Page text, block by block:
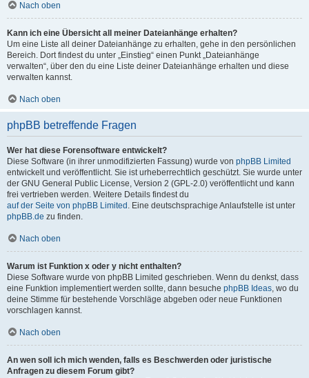
Nach oben
Kann ich eine Übersicht all meiner Dateianhänge erhalten?
Um eine Liste all deiner Dateianhänge zu erhalten, gehe in den persönlichen
Bereich. Dort findest du unter „Einstieg“ einen Punkt „Dateianhänge
verwalten“, über den du eine Liste deiner Dateianhänge erhalten und diese
verwalten kannst.
Nach oben
phpBB betreffende Fragen
Wer hat diese Forensoftware entwickelt?
Diese Software (in ihrer unmodifizierten Fassung) wurde von phpBB Limited
entwickelt und veröffentlicht. Sie ist urheberrechtlich geschützt. Sie wurde unter
der GNU General Public License, Version 2 (GPL-2.0) veröffentlicht und kann
frei vertrieben werden. Weitere Details findest du
auf der Seite von phpBB Limited . Eine deutschsprachige Anlaufstelle ist unter
phpBB.de zu finden.
Nach oben
Warum ist Funktion x oder y nicht enthalten?
Diese Software wurde von phpBB Limited geschrieben. Wenn du denkst, dass
eine Funktion implementiert werden sollte, dann besuche phpBB Ideas, wo du
deine Stimme für bestehende Vorschläge abgeben oder neue Funktionen
vorschlagen kannst.
Nach oben
An wen soll ich mich wenden, falls es Beschwerden oder juristische
Anfragen zu diesem Forum gibt?